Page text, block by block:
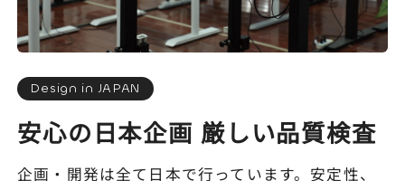
Design in JAPAN
安心の日本企画 厳しい品質検査
企画・開発は全て日本で行っています。安定性、